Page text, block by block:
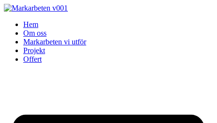
Skip
contentHem
Om oss
Markarbeten vi utför
Projekt
Offert